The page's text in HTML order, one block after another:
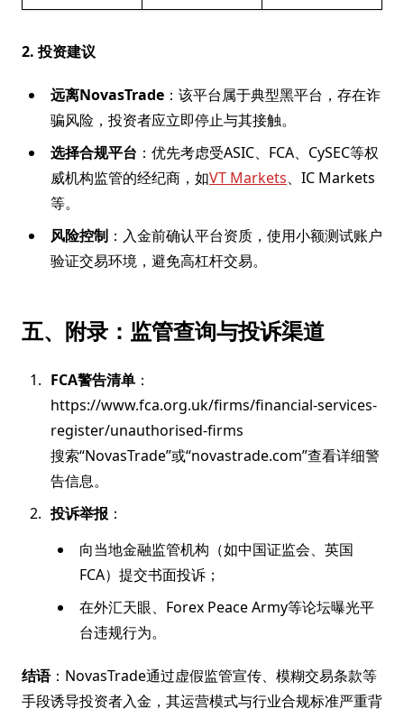
2. 投资建议
远离NovasTrade ：该平台属于典型黑平台，存在诈
骗风险，投资者应立即停止与其接触。
选择合规平台 ：优先考虑受ASIC、FCA、CySEC等权
威机构监管的经纪商，如VT Markets、IC Markets
等。
风险控制 ：入金前确认平台资质，使用小额测试账户
验证交易环境，避免高杠杆交易。
五、附录：监管查询与投诉渠道
FCA警告清单 ：
https://www.fca.org.uk/firms/financial-services-
register/unauthorised-firms
搜索“NovasTrade”或“novastrade.com”查看详细警
告信息。
投诉举报 ：
向当地金融监管机构（如中国证监会、英国
FCA）提交书面投诉；
在外汇天眼、Forex Peace Army等论坛曝光平
台违规行为。
结语：NovasTrade通过虚假监管宣传、模糊交易条款等
手段诱导投资者入金，其运营模式与行业合规标准严重背